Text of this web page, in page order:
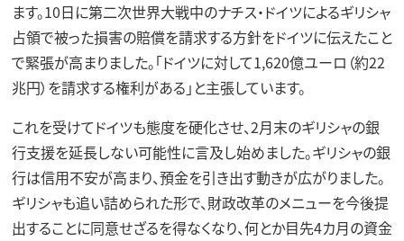
ます。10日に第二次世界大戦中のナチス・ドイツによるギリシャ
占領で被った損害の賠償を請求する方針をドイツに伝えたこと
で緊張が高まりました。「ドイツに対して1,620億ユーロ（約22
兆円）を請求する権利がある」と主張しています。
これを受けてドイツも態度を硬化させ、2月末のギリシャの銀
行支援を延長しない可能性に言及し始めました。ギリシャの銀
行は信用不安が高まり、預金を引き出す動きが広がりました。
ギリシャも追い詰められた形で、財政改革のメニューを今後提
出することに同意せざるを得なくなり、何とか目先4カ月の資金